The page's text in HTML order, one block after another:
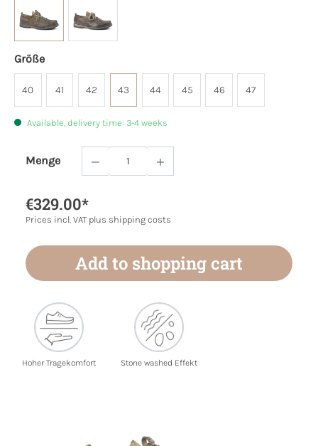
Größe
40 41 42 43 44 45 46 47
Available, delivery time: 3-4 weeks
Menge
Product Quantity: Enter the desired
€329.00*
Prices incl. VAT plus shipping costs
Add to shopping cart
Hoher Tragekomfort Stone washed Effekt